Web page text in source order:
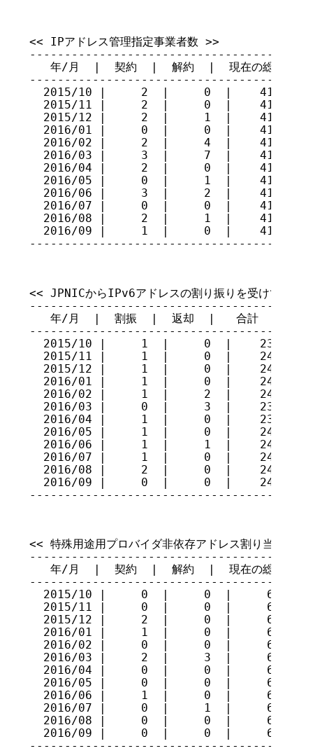
<< IPアドレス管理指定事業者数 >>
   年/月  |  契約  |  解約  |  現在の総数
  2015/10 |     2  |     0  |    414
  2015/11 |     2  |     0  |    416
  2015/12 |     2  |     1  |    417
  2016/01 |     0  |     0  |    417
  2016/02 |     2  |     4  |    415
  2016/03 |     3  |     7  |    411
  2016/04 |     2  |     0  |    413
  2016/05 |     0  |     1  |    412
  2016/06 |     3  |     2  |    413
  2016/07 |     0  |     0  |    413
  2016/08 |     2  |     1  |    414
  2016/09 |     1  |     0  |    415
<< JPNICからIPv6アドレスの割り振りを受けている
   年/月  |  割振  |  返却  |   合計
  2015/10 |     1  |     0  |    239
  2015/11 |     1  |     0  |    240
  2015/12 |     1  |     0  |    241
  2016/01 |     1  |     0  |    242
  2016/02 |     1  |     2  |    241
  2016/03 |     0  |     3  |    238
  2016/04 |     1  |     0  |    239
  2016/05 |     1  |     0  |    240
  2016/06 |     1  |     1  |    240
  2016/07 |     1  |     0  |    241
  2016/08 |     2  |     0  |    243
  2016/09 |     0  |     0  |    243
<< 特殊用途用プロバイダ非依存アドレス割り当てサ
   年/月  |  契約  |  解約  |  現在の総数
  2015/10 |     0  |     0  |     64
  2015/11 |     0  |     0  |     64
  2015/12 |     2  |     0  |     66
  2016/01 |     1  |     0  |     67
  2016/02 |     0  |     0  |     67
  2016/03 |     2  |     3  |     66
  2016/04 |     0  |     0  |     66
  2016/05 |     0  |     0  |     66
  2016/06 |     1  |     0  |     67
  2016/07 |     0  |     1  |     66
  2016/08 |     0  |     0  |     66
  2016/09 |     0  |     0  |     66